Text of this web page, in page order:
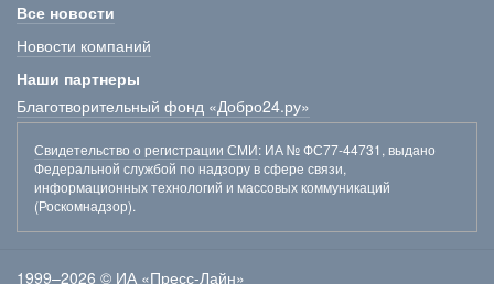
Все новости
Новости компаний
Наши партнеры
Благотворительный фонд «Добро24.ру»
Свидетельство о регистрации СМИ: ИА № ФС77-44731, выдано
Федеральной службой по надзору в сфере связи,
информационных технологий и массовых коммуникаций
(Роскомнадзор).
1999–2026 © ИА «Пресс-Лайн»